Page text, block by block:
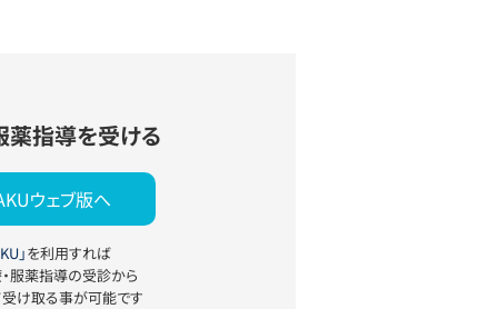
薬指導を受ける
ウェブ版へ
」を利用すれば
服薬指導の受診から
け取る事が可能です